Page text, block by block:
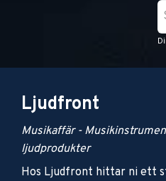
Ljudfront
Musikaffär -
ljudprodukter
Hos Ljudfront hittar ni ett